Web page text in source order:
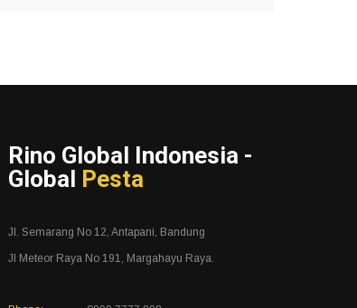
Rino Global Indonesia -
Global Pesta
Jl. Semarang No 12, Antapani, Bandung
Jl Meteor Raya No 191, Margahayu Raya.